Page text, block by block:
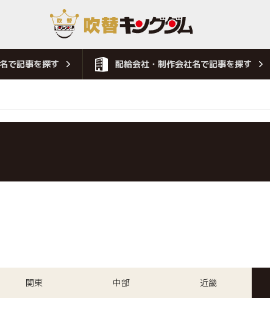
で記事を探す 配給会社・制作会社名で記事を探す
関東 中部 近畿